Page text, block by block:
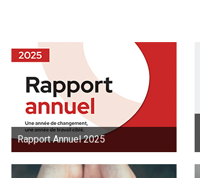
Rapport Annuel 2025